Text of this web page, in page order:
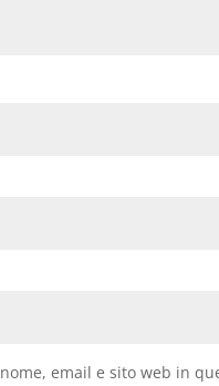
email e sito web in